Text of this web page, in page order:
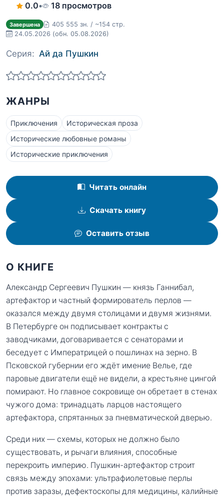
0.0• 18 просмотров
Завершена
405 555 зн. / ~154 стр.
24.05.2026 (обн. 05.08.2026)
Серия: Ай да Пушкин
ЖАНРЫ
Приключения
Историческая проза
Исторические любовные романы
Исторические приключения
Читать онлайн
Скачать книгу
Оставить отзыв
О КНИГЕ
Александр Сергеевич Пушкин — князь Ганнибал,
артефактор и частный формирователь перлов —
оказался между двумя столицами и двумя жизнями.
В Петербурге он подписывает контракты с
заводчиками, договаривается с сенаторами и
беседует с Императрицей о пошлинах на зерно. В
Псковской губернии его ждёт имение Велье, где
паровые двигатели ещё не видели, а крестьяне цингой
помирают. Но главное сокровище он обретает в стенах
чужого дома: тринадцать ларцов настоящего
артефактора, спрятанных за пневматической дверью.
Среди них — схемы, которых не должно было
существовать, и рычаги влияния, способные
перекроить империю. Пушкин-артефактор строит
связь между эпохами: ультрафиолетовые перлы
против заразы, дефектоскопы для медицины, калийные